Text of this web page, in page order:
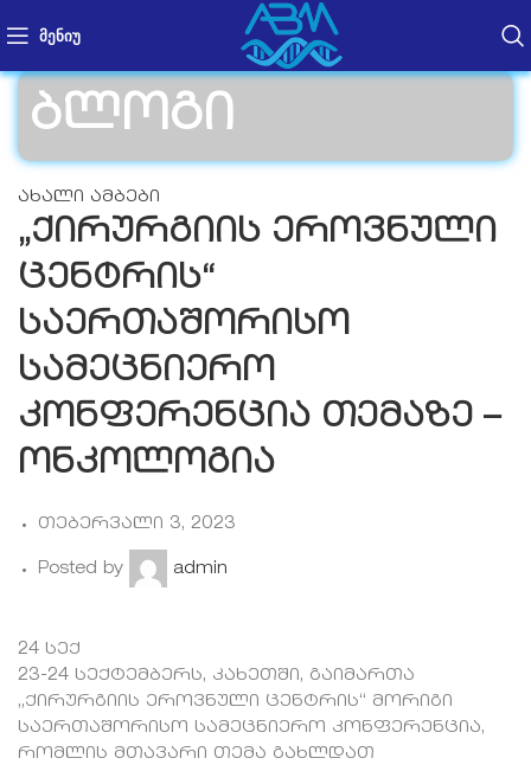
ᲛᲔᲜᲘᲣ
ბლოგი
ახალი ამბები
„ქირურგიის ეროვნული
ცენტრის“
საერთაშორისო
სამეცნიერო
კონფერენცია თემაზე –
ონკოლოგია
თებერვალი 3, 2023
Posted by admin
24 სექ
23-24 სექტემბერს, კახეთში, გაიმართა
„ქირურგიის ეროვნული ცენტრის“ მორიგი
საერთაშორისო სამეცნიერო კონფერენცია,
რომლის მთავარი თემა გახლდათ